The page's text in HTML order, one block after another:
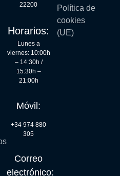
22200
Horarios:
Lunes a
viernes: 10:00h
– 14:30h /
15:30h –
21:00h
Móvil:
+34 974 880
305
Correo
electrónico:
Política de
cookies
(UE)